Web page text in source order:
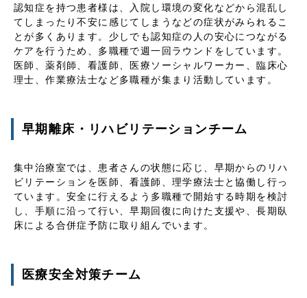
認知症を持つ患者様は、入院し環境の変化などから混乱し
てしまったり不安に感じてしまうなどの症状がみられるこ
とが多くあります。少しでも認知症の人の安心につながる
ケアを行うため、多職種で週一回ラウンドをしています。
医師、薬剤師、看護師、医療ソーシャルワーカー、臨床心
理士、作業療法士など多職種が集まり活動しています。
早期離床・リハビリテーションチーム
集中治療室では、患者さんの状態に応じ、早期からのリハ
ビリテーションを医師、看護師、理学療法士と協働し行っ
ています。安全に行えるよう多職種で開始する時期を検討
し、手順に沿って行い、早期回復に向けた支援や、長期臥
床による合併症予防に取り組んでいます。
医療安全対策チーム